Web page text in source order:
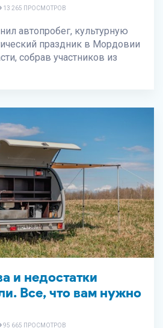
13 265 ПРОСМОТРОВ
автопробег, культурную
праздник в Мордовии
собрав участников из
и недостатки
Все, что вам нужно
95 665 ПРОСМОТРОВ